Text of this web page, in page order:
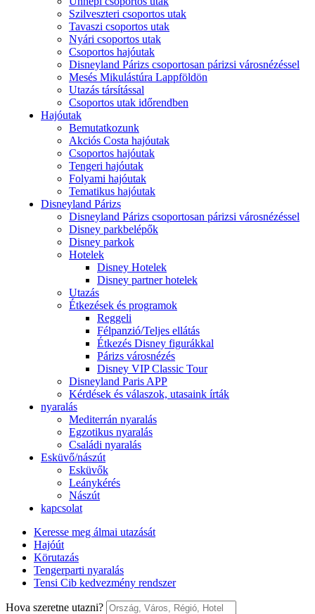
Szilveszteri csoportos utak
Tavaszi csoportos utak
Nyári csoportos utak
Csoportos hajóutak
Disneyland Párizs csoportosan párizsi városnézéssel
Mesés Mikulástúra Lappföldön
Utazás társítással
Csoportos utak időrendben
Hajóutak
Bemutatkozunk
Akciós Costa hajóutak
Csoportos hajóutak
Tengeri hajóutak
Folyami hajóutak
Tematikus hajóutak
Disneyland Párizs
Disneyland Párizs csoportosan párizsi városnézéssel
Disney parkbelépők
Disney parkok
Hotelek
Disney Hotelek
Disney partner hotelek
Utazás
Étkezések és programok
Reggeli
Félpanzió/Teljes ellátás
Étkezés Disney figurákkal
Párizs városnézés
Disney VIP Classic Tour
Disneyland Paris APP
Kérdések és válaszok, utasaink írták
nyaralás
Mediterrán nyaralás
Egzotikus nyaralás
Családi nyaralás
Esküvő/nászút
Esküvők
Leánykérés
Nászút
kapcsolat
Keresse meg álmai utazását
Hajóút
Körutazás
Tengerparti nyaralás
Tensi Cib kedvezmény rendszer
Hova szeretne utazni?